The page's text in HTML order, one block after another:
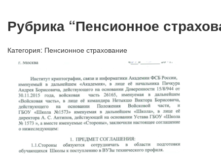
Рубрика “Пенсионное
Категория: Пенсионное страхование